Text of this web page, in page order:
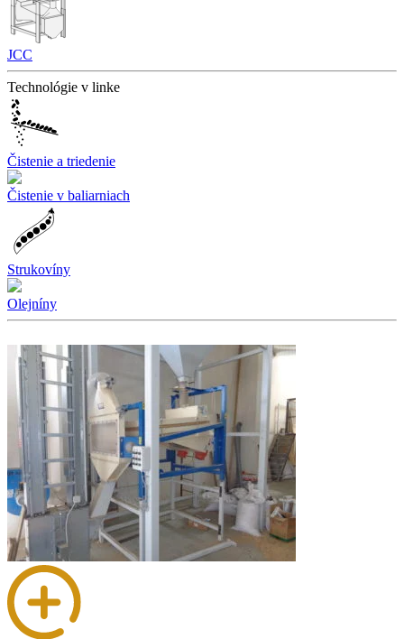
JCC
Technológie v linke
Čistenie a triedenie
Čistenie v baliarniach
Strukovíny
Olejníny